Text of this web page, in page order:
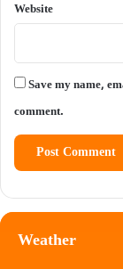
Website
Save my name,
comment.
Weather